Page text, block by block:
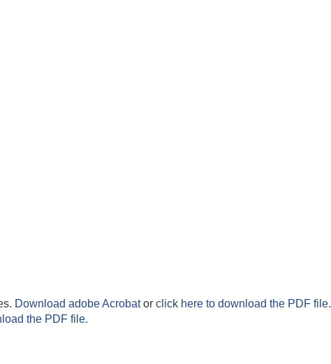
Download adobe Acrobator click here to download the PDF file.
the PDF file.